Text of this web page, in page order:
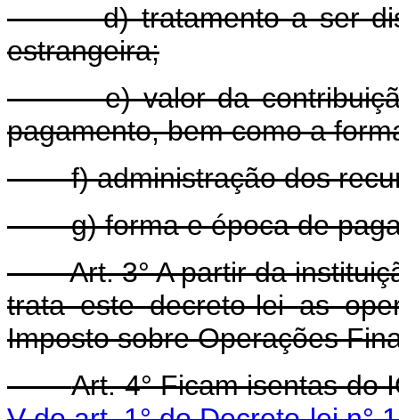
d) tratamento a ser
estrangeira;
e) valor da contribuição
pagamento, bem como a
f) administração dos
g) forma e época de
Art. 3° A partir da
trata este decreto-lei as
Imposto sobre Operações
Art. 4° Ficam isentas do